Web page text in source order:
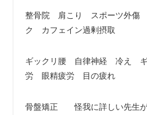
整骨院 肩こり スポーツ外傷
ク カフェイン過剰摂取
ギックリ腰 自律神経 冷え
労 眼精疲労 目の疲れ
骨盤矯正 怪我に詳しい先生